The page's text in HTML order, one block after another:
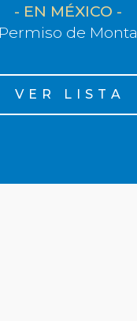
- EN MÉXICO -
Permiso de Monta
V E R L I S T A